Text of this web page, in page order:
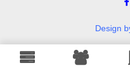
Design
© 2022 Alerte